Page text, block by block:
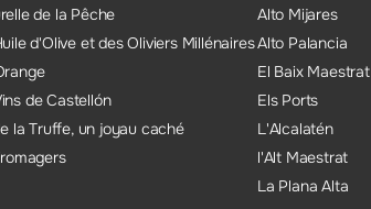
de la Pêche
d'Olive et des Oliviers Millénaires
de Castellón
la Truffe, un joyau caché
Alto Mijares
Alto Palancia
El Baix Maestrat
Els Ports
L'Alcalatén
l'Alt Maestrat
La Plana Alta